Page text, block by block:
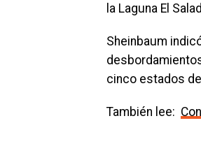
la Laguna El
Sheinbaum
cinco estados
También lee: